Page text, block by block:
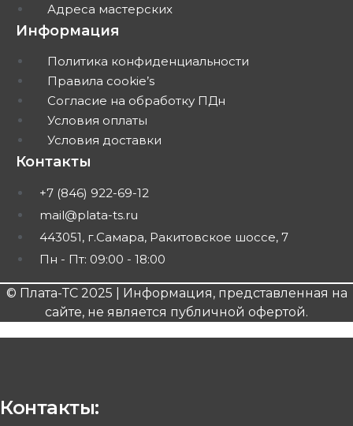
Адреса мастерских
Информация
Политика конфиденциальности
Правила cookie’s
Согласие на обработку ПДн
Условия оплаты
Условия доставки
Контакты
+7 (846) 922-69-12
mail@plata-ts.ru
443051, г.Самара, Ракитовское шоссе, 7
Пн - Пт: 09:00 - 18:00
© Плата-ТС 2025 | Информация, представленная на
сайте, не является публичной офертой.
Контакты: